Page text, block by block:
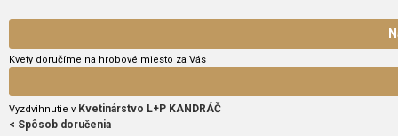
Kvety doručíme na hrobové miesto za Vás
Vyzdvihnutie v Kvetinárstvo L+P KANDRÁČ
< Spôsob doručenia